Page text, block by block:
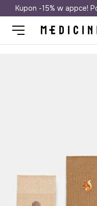
Darmowa
Kupon -15% w appce!